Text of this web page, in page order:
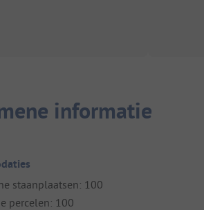
informatie
staanplaatsen: 100
percelen: 100